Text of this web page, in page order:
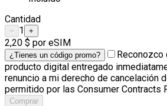
Cantidad
− 1 +
2,20 $ por eSIM
¿Tienes un código promo?
Reconozco
producto digital entregado
renuncio a mi derecho de cancelación
permitido por las Consumer Contracts
Comprar